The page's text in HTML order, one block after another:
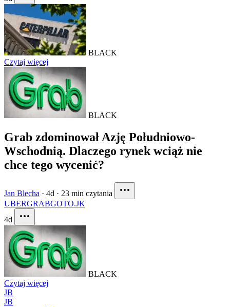
BLACK
Czytaj więcej
BLACK
Grab zdominował Azję Południowo-
Wschodnią. Dlaczego rynek wciąż nie
chce tego wycenić?
Jan Blecha · 4d · 23 min czytania
UBERGRABGOTO.JK
4d
BLACK
Czytaj więcej
JB
JB